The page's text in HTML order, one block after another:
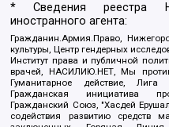
* Сведения реестра
иностранного агента:
Гражданин.Армия.Право,
культуры, Центр гендерных
Институт права и публичной
врачей, НАСИЛИЮ.НЕТ, Мы
Гуманитарное действие, Лига
Гражданская инициатива
Гражданский Союз, "Хасдей
содействия развитию средств